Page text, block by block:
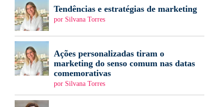
Tendências e estratégias de marketing
por Silvana Torres
Ações personalizadas tiram o
marketing do senso comum nas datas
comemorativas
por Silvana Torres